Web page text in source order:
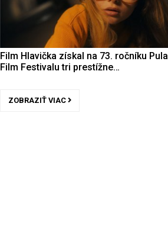
Film Hlavička získal na 73. ročníku Pula
Film Festivalu tri prestížne…
ZOBRAZIŤ VIAC